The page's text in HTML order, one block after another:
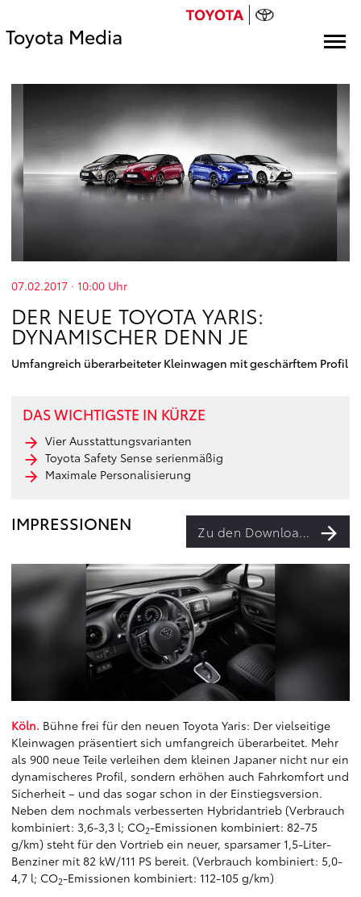
Toyota Media
07.02.2017 · 10:00 Uhr
DER NEUE TOYOTA YARIS:
DYNAMISCHER DENN JE
Umfangreich überarbeiteter Kleinwagen mit geschärftem Profil
DAS WICHTIGSTE IN KÜRZE
Vier Ausstattungsvarianten
Toyota Safety Sense serienmäßig
Maximale Personalisierung
IMPRESSIONEN Zu den Downloads
Köln. Bühne frei für den neuen Toyota Yaris: Der vielseitige
Kleinwagen präsentiert sich umfangreich überarbeitet. Mehr
als 900 neue Teile verleihen dem kleinen Japaner nicht nur ein
dynamischeres Profil, sondern erhöhen auch Fahrkomfort und
Sicherheit – und das sogar schon in der Einstiegsversion.
Neben dem nochmals verbesserten Hybridantrieb (Verbrauch
kombiniert: 3,6-3,3 l; CO2-Emissionen kombiniert: 82-75
g/km) steht für den Vortrieb ein neuer, sparsamer 1,5-Liter-
Benziner mit 82 kW/111 PS bereit. (Verbrauch kombiniert: 5,0-
4,7 l; CO2-Emissionen kombiniert: 112-105 g/km)